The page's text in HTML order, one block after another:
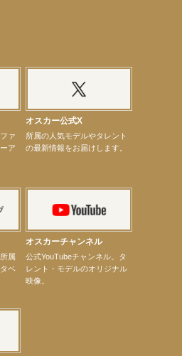
ち「キッズアライズ 昆虫ふしぎ発見隊」
『女優は毛穴まで嘘をつく』出演決定！
〜GATE24〜』ゲスト出演決定！
ロス」公演詳細解禁！
くでO.A.決定♪
O.A.決定♪
イベント決定！
でO.A.決定♪
念館トークショー＆宝塚文化芸術センター昆虫展示イ
うでパワープレイO.A.決定
ァ
ア
オスカー公式X
所属の人気モデルやタレント
の最新情報をお届けします。
属
ベ
オスカーチャンネル
公式YouTubeチャンネル。タ
レント・モデルのオリジナル
映像。